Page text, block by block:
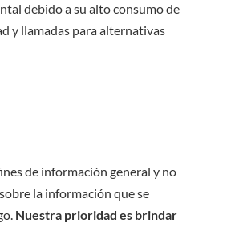
debido a su alto consumo de
y llamadas para alternativas
de información general y no
la información que se
Nuestra prioridad es brindar